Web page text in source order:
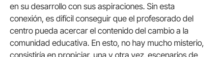
en su desarrollo con sus aspiraciones. Sin esta
conexión, es difícil conseguir que el profesorado del
centro pueda acercar el contenido del cambio a la
comunidad educativa. En esto, no hay mucho misterio,
consistiría en propiciar, una y otra vez, escenarios de